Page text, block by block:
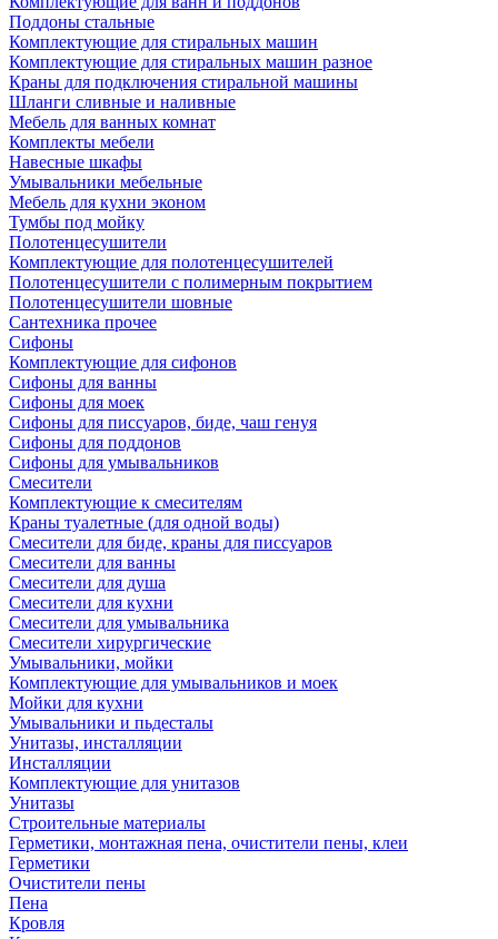
Поддоны стальные
Комплектующие для стиральных машин
Комплектующие для стиральных машин разное
Краны для подключения стиральной машины
Шланги сливные и наливные
Мебель для ванных комнат
Комплекты мебели
Навесные шкафы
Умывальники мебельные
Мебель для кухни эконом
Тумбы под мойку
Полотенцесушители
Комплектующие для полотенцесушителей
Полотенцесушители с полимерным покрытием
Полотенцесушители шовные
Сантехника прочее
Сифоны
Комплектующие для сифонов
Сифоны для ванны
Сифоны для моек
Сифоны для писсуаров, биде, чаш генуя
Сифоны для поддонов
Сифоны для умывальников
Смесители
Комплектующие к смесителям
Краны туалетные (для одной воды)
Смесители для биде, краны для писсуаров
Смесители для ванны
Смесители для душа
Смесители для кухни
Смесители для умывальника
Смесители хирургические
Умывальники, мойки
Комплектующие для умывальников и моек
Мойки для кухни
Умывальники и пьдесталы
Унитазы, инсталляции
Инсталляции
Комплектующие для унитазов
Унитазы
Строительные материалы
Герметики, монтажная пена, очистители пены, клеи
Герметики
Очистители пены
Пена
Кровля